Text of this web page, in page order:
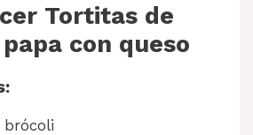
Tortitas de
con queso
brócoli